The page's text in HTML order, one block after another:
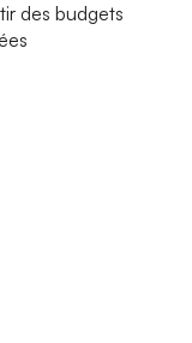
des budgets